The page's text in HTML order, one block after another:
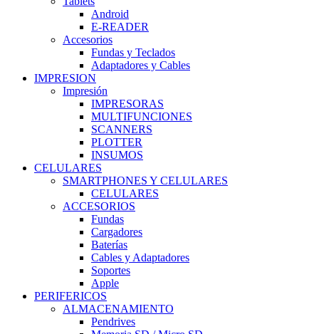
Android
E-READER
Accesorios
Fundas y Teclados
Adaptadores y Cables
IMPRESION
Impresión
IMPRESORAS
MULTIFUNCIONES
SCANNERS
PLOTTER
INSUMOS
CELULARES
SMARTPHONES Y CELULARES
CELULARES
ACCESORIOS
Fundas
Cargadores
Baterías
Cables y Adaptadores
Soportes
Apple
PERIFERICOS
ALMACENAMIENTO
Pendrives